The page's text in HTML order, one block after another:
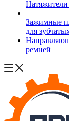
Зажимные
для
ремней